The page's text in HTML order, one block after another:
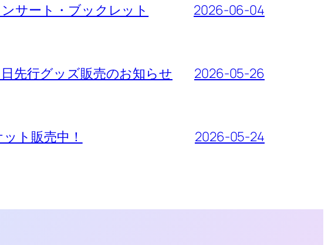
サート・ブックレット 2026-06-04
先行グッズ販売のお知らせ 2026-05-26
ト販売中！ 2026-05-24